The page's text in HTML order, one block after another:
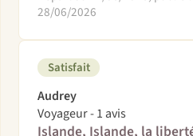
28/06/2026
Satisfait
Audrey
Voyageur - 1 avis
Islande, Islande, la